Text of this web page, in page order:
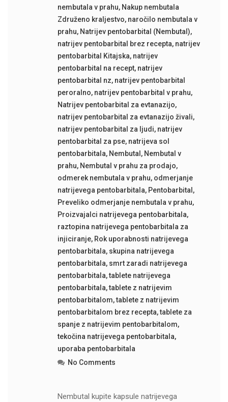
nembutala v prahu, Nakup nembutala
Združeno kraljestvo, naročilo nembutala v
prahu, Natrijev pentobarbital (Nembutal),
natrijev pentobarbital brez recepta, natrijev
pentobarbital Kitajska, natrijev
pentobarbital na recept, natrijev
pentobarbital nz, natrijev pentobarbital
peroralno, natrijev pentobarbital v prahu,
Natrijev pentobarbital za evtanazijo,
natrijev pentobarbital za evtanazijo živali,
natrijev pentobarbital za ljudi, natrijev
pentobarbital za pse, natrijeva sol
pentobarbitala, Nembutal , Nembutal v
prahu, Nembutal v prahu za prodajo,
odmerek nembutala v prahu, odmerjanje
natrijevega pentobarbitala, Pentobarbital ,
Preveliko odmerjanje nembutala v prahu,
Proizvajalci natrijevega pentobarbitala,
raztopina natrijevega pentobarbitala za
injiciranje, Rok uporabnosti natrijevega
pentobarbitala, skupina natrijevega
pentobarbitala, smrt zaradi natrijevega
pentobarbitala,tablete natrijevega
pentobarbitala,tablete z natrijevim
pentobarbitalom,tablete z natrijevim
pentobarbitalom brez recepta,tablete za
spanje z natrijevim pentobarbitalom,
tekočina natrijevega pentobarbitala,
uporaba pentobarbitala
No Comments
Nembutal kupite kapsule natrijevega